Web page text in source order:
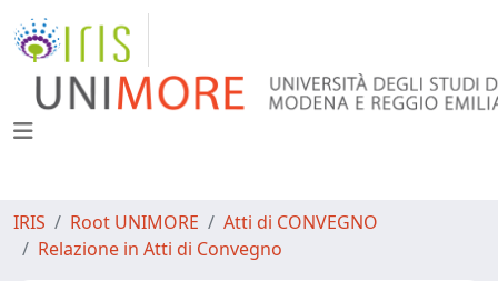
IRIS Root UNIMORE
Atti di CONVEGNO
Relazione in Atti di Convegno